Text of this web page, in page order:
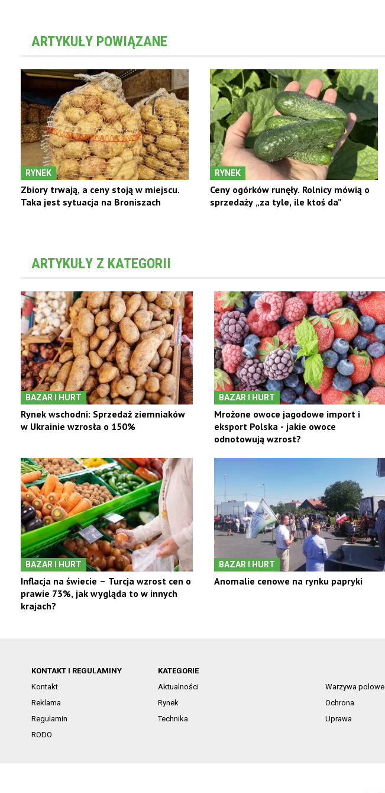
ARTYKUŁY POWIĄZANE
RYNEK
Zbiory trwają, a ceny stoją w miejscu.
Taka jest sytuacja na Broniszach
RYNEK
Ceny ogórków runęły. Rolnicy mówią o
sprzedaży „za tyle, ile ktoś da”
ARTYKUŁY Z KATEGORII
BAZAR I HURT
Rynek wschodni: Sprzedaż ziemniaków
w Ukrainie wzrosła o 150%
BAZAR I HURT
Mrożone owoce jagodowe import i
eksport Polska - jakie owoce
odnotowują wzrost?
BAZAR I HURT
Inflacja na świecie – Turcja wzrost cen o
prawie 73%, jak wygląda to w innych
krajach?
BAZAR I HURT
Anomalie cenowe na rynku papryki
KONTAKT I REGULAMINY
Kontakt
Reklama
Regulamin
RODO
KATEGORIE
Aktualności
Warzywa polowe
Rynek
Ochrona
Technika
Uprawa